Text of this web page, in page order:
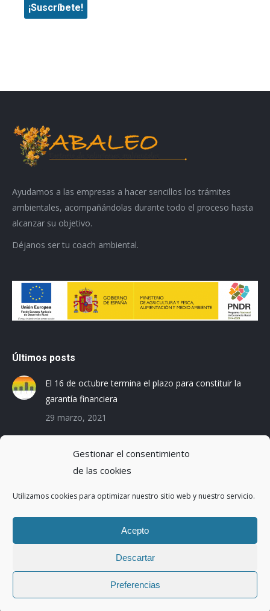
Gestionar el consentimiento
de las cookies
Utilizamos cookies para optimizar nuestro sitio web y nuestro servicio.
Acepto
Descartar
Preferencias
Ayudamos a las empresas a hacer sencillos los trámites
ambientales, acompañándolas durante todo el proceso hasta
alcanzar su objetivo.
Déjanos ser tu coach ambiental.
Últimos posts
El 16 de octubre termina el plazo para constituir la
garantía financiera
29 marzo, 2021
de la Huella de Carbono
3 diciembre, 2019
Reduciendo la Huella Hídrica en una planta de
montaje de coches
Copyright ©2017 | Abaleo S.L. | Todos los derechos reservados.
Menu legal